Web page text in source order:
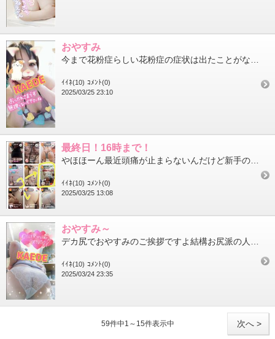
おやすみ
ｲｲﾈ(10) ｺﾒﾝﾄ(0)
2025/03/25 23:10
最終日！16時まで！
ｲｲﾈ(10) ｺﾒﾝﾄ(0)
2025/03/25 13:08
おやすみ～
ｲｲﾈ(10) ｺﾒﾝﾄ(0)
2025/03/24 23:35
次へ >
59件中1～15件表示中